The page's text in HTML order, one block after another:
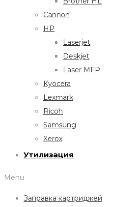
Cannon
HP
Laserjet
Deskjet
Laser MFP
Kyocera
Lexmark
Ricoh
Samsung
Xerox
Утилизация
Menu
Заправка картриджей